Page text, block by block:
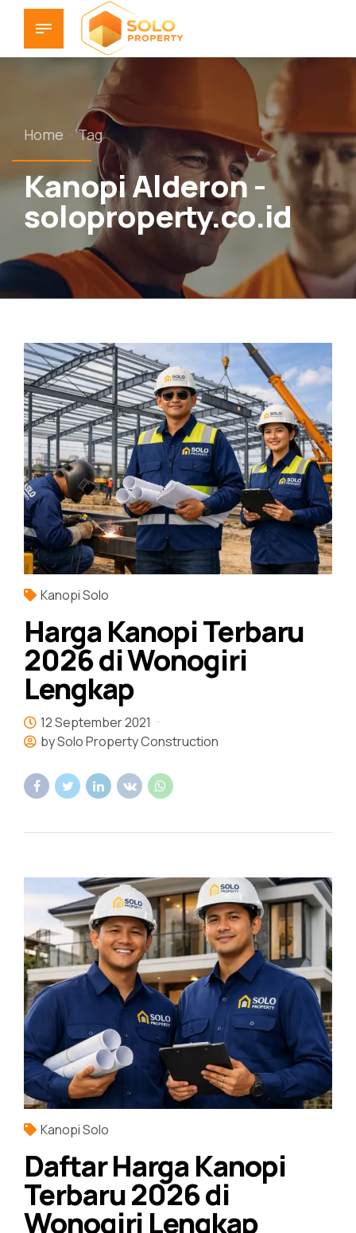
Home Tag
Kanopi Alderon -
soloproperty.co.id
Kanopi Solo
Harga Kanopi Terbaru
2026 di Wonogiri
Lengkap
12 September 2021
by Solo Property Construction
Kanopi Solo
Daftar Harga Kanopi
Terbaru 2026 di
Wonogiri Lengkap